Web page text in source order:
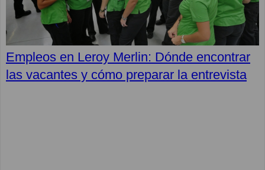
Empleos en Leroy Merlin: Dónde encontrar
las vacantes y cómo preparar la entrevista